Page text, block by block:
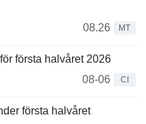
08.26
MT
första halvåret 2026
08-06
CI
första halvåret